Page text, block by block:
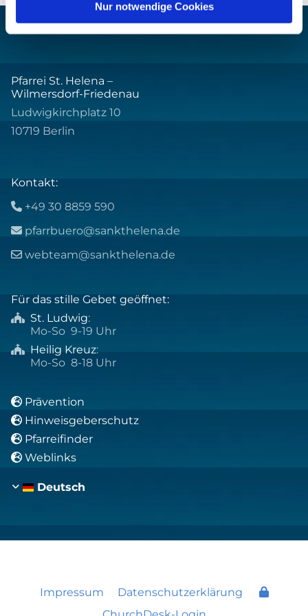
Nur notwendige Cookies
Pfarrei St. Helena –
Wilmersdorf-Friedenau
Ludwigkirchplatz 10
10719 Berlin
Kontakt:
 +49 30 8859 590
 pfarrbuero@sankthelena.de
 webteam@sankthelena.de
Für das stille Gebet geöffnet:
 St. Ludwig:
Mo-So 9-19 Uhr
 Heilig Kreuz:
Mo-So 8-18 Uhr
 Prävention
 Hinweisgeberschutz
 Pfarreifinder
 Weblinks
Deutsch
Impressum
Datenschutzerklärung